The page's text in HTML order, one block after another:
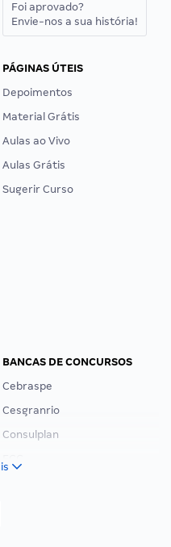
Foi aprovado?
Envie-nos a sua história!
PÁGINAS ÚTEIS
Depoimentos
Material Grátis
Aulas ao Vivo
Aulas Grátis
Sugerir Curso
BANCAS DE CONCURSOS
Cebraspe
Cesgranrio
Consulplan